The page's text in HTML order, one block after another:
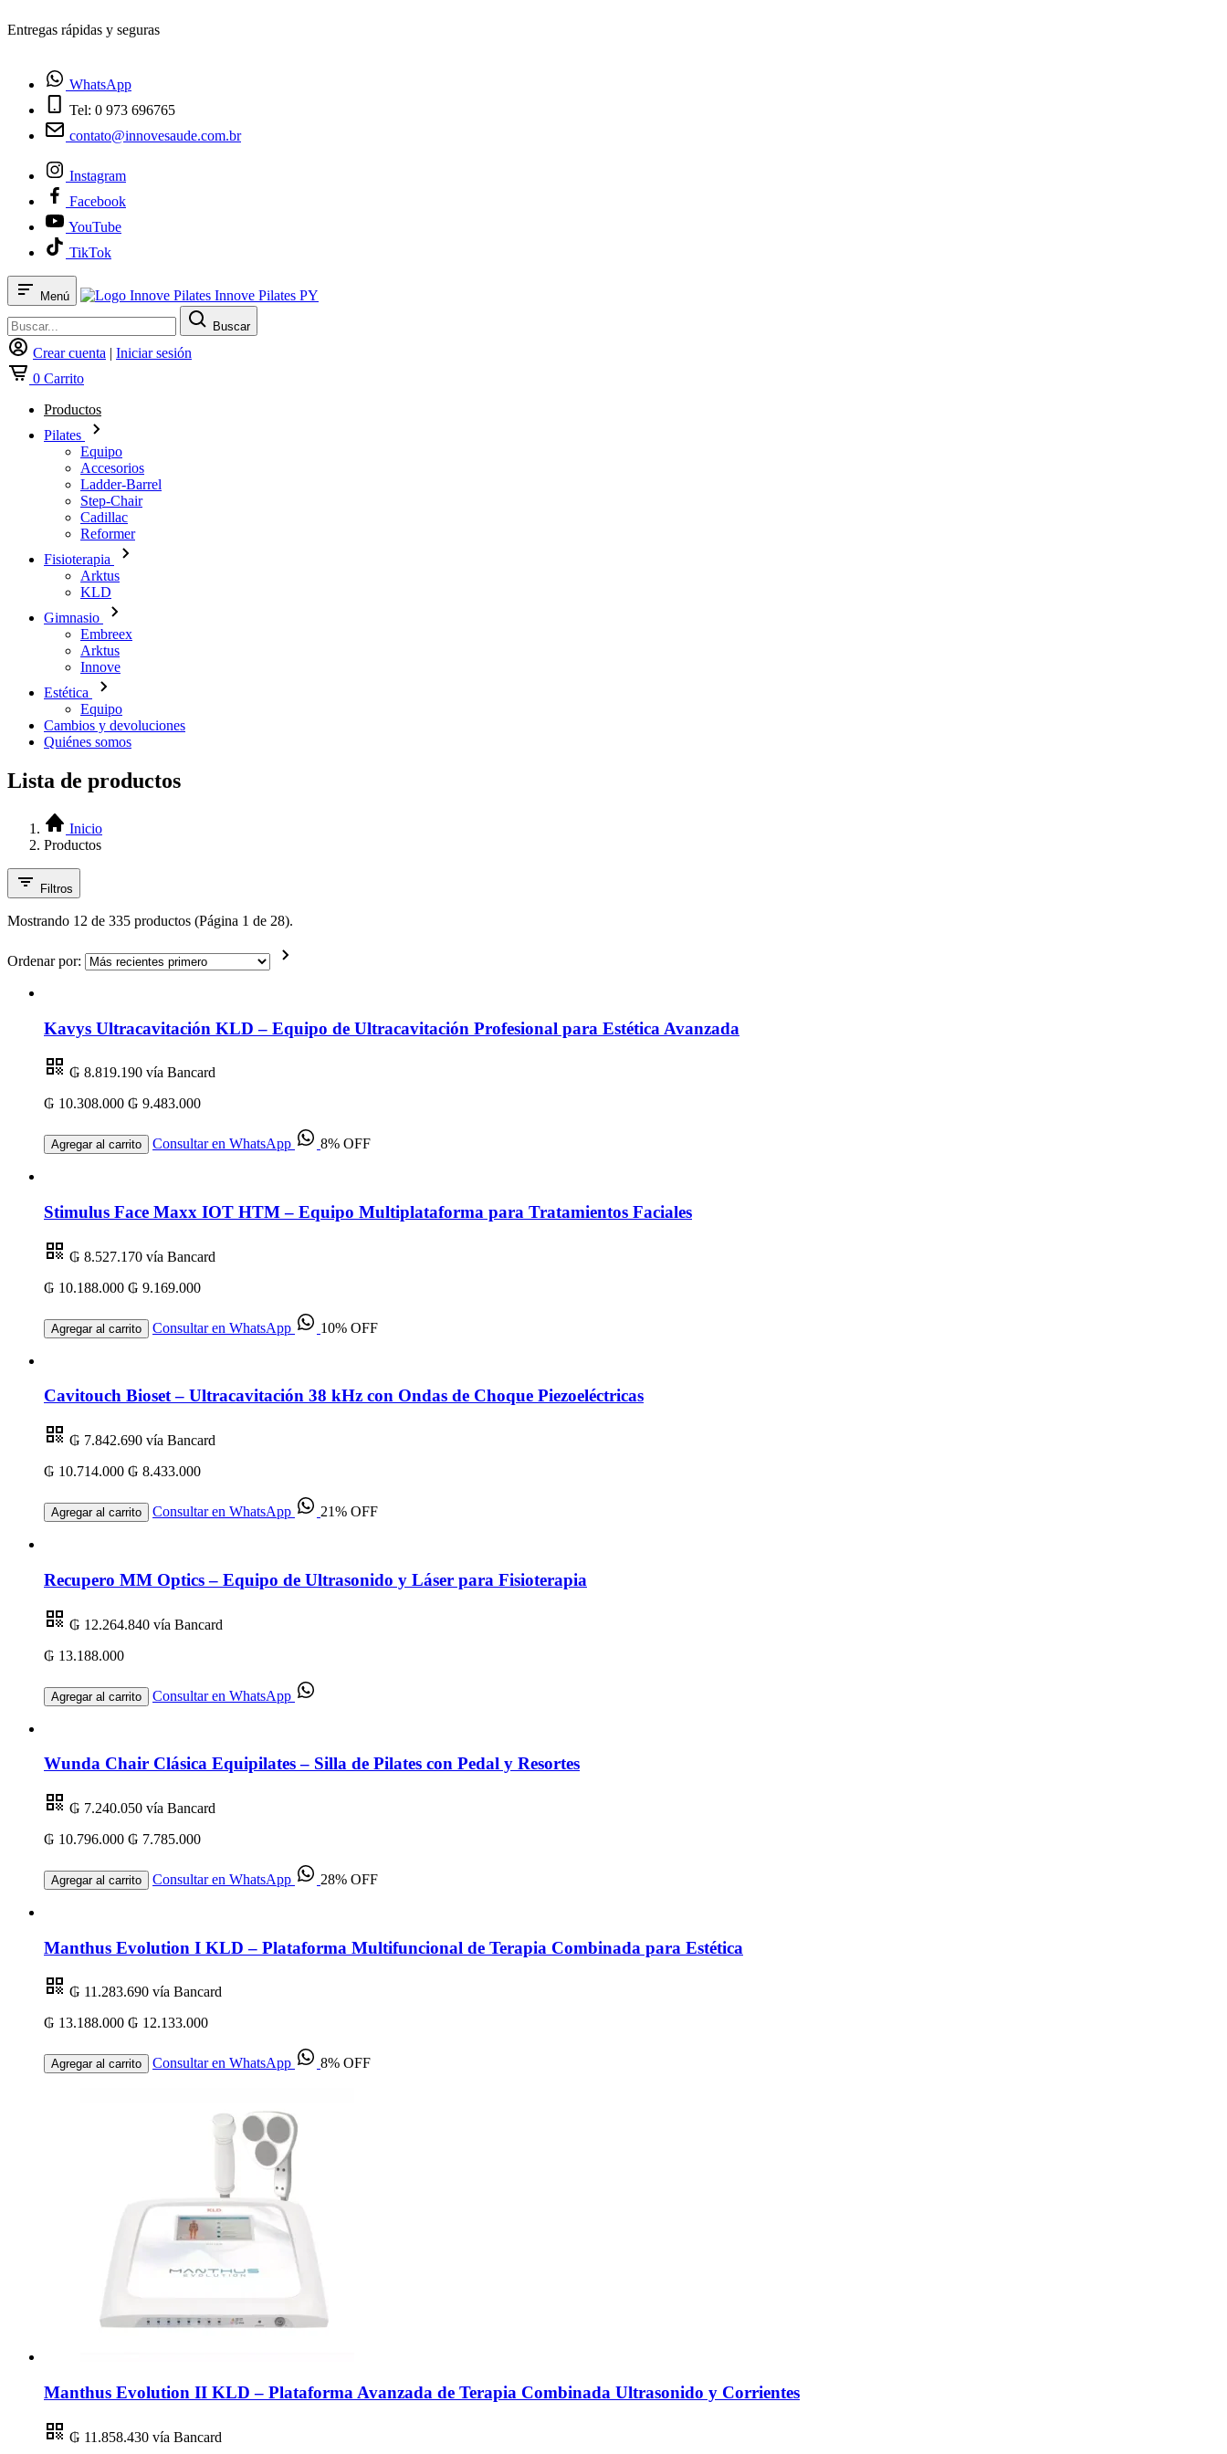
¿Tienes dudas? Habla con nosotros
WhatsApp
Tel: 0 973 696765
contato@innovesaude.com.br
Instagram
Facebook
YouTube
TikTok
Menú Innove Pilates PY
Buscar
Crear cuenta | Iniciar sesión
0 Carrito
Productos
Pilates
Equipo
Accesorios
Ladder-Barrel
Step-Chair
Cadillac
Reformer
Fisioterapia
Arktus
KLD
Gimnasio
Embreex
Arktus
Innove
Estética
Equipo
Cambios y devoluciones
Quiénes somos
Lista de productos
Inicio
Productos
Filtros
Mostrando 12 de 335 productos (Página 1 de 28).
Ordenar por:
Kavys Ultracavitación KLD – Equipo de Ultracavitación Profesional para Estética Avanzada
₲ 8.819.190 vía Bancard
₲ 10.308.000 ₲ 9.483.000
Agregar al carrito Consultar en WhatsApp 8% OFF
Stimulus Face Maxx IOT HTM – Equipo Multiplataforma para Tratamientos Faciales
₲ 8.527.170 vía Bancard
₲ 10.188.000 ₲ 9.169.000
Agregar al carrito Consultar en WhatsApp 10% OFF
Cavitouch Bioset – Ultracavitación 38 kHz con Ondas de Choque Piezoeléctricas
₲ 7.842.690 vía Bancard
₲ 10.714.000 ₲ 8.433.000
Agregar al carrito Consultar en WhatsApp 21% OFF
Recupero MM Optics – Equipo de Ultrasonido y Láser para Fisioterapia
₲ 12.264.840 vía Bancard
₲ 13.188.000
Agregar al carrito Consultar en WhatsApp
Wunda Chair Clásica Equipilates – Silla de Pilates con Pedal y Resortes
₲ 7.240.050 vía Bancard
₲ 10.796.000 ₲ 7.785.000
Agregar al carrito Consultar en WhatsApp 28% OFF
Manthus Evolution I KLD – Plataforma Multifuncional de Terapia Combinada para Estética
₲ 11.283.690 vía Bancard
₲ 13.188.000 ₲ 12.133.000
Agregar al carrito Consultar en WhatsApp 8% OFF
Manthus Evolution II KLD – Plataforma Avanzada de Terapia Combinada Ultrasonido y Corrientes
₲ 11.858.430 vía Bancard